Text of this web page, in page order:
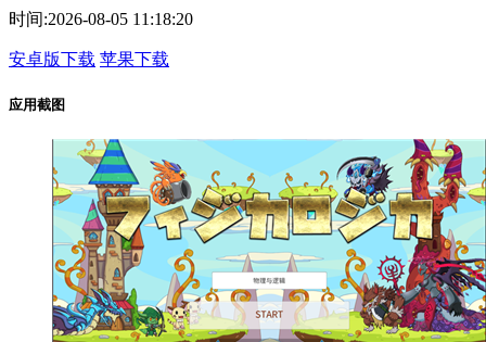
时间:2026-08-05 11:18:20
安卓版下载 苹果下载
应用截图